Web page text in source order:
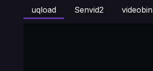
uqload Senvid2 videobin